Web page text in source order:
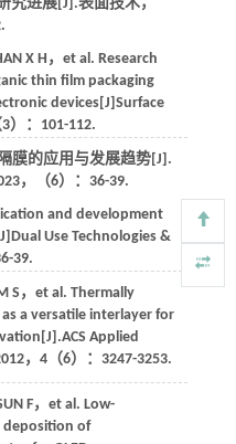
究进展[J].表面技术，
X H ， et al. Research
thin film packaging
devices[J] Surface
）：101-112.
膜的应用与发展趋势[J].
，（6）：36-39.
and development
Dual Use Technologies &
39.
S ， et al. Thermally
a versatile interlayer for
ACS Applied
， 4（6）：3247-3253.
F， et al. Low-
deposition of